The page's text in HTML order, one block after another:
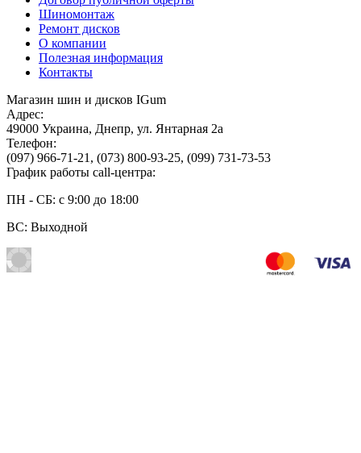
Шиномонтаж
Ремонт дисков
О компании
Полезная информация
Контакты
Магазин шин и дисков IGum
Адрес:
49000 Украина, Днепр, ул. Янтарная 2а
Телефон:
(097) 966-71-21 , (073) 800-93-25, (099) 731-73-53
График работы call-центра:
ПН - СБ: с 9:00 до 18:00
ВС: Выходной